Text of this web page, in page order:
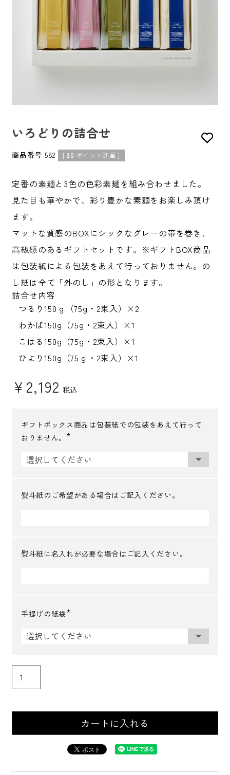
いろどりの詰合せ
商品番号 582 [ 20 ポイント進呈 ]
定番の素麺と3色の色彩素麺を組み合わせました。
見た目も華やかで、彩り豊かな素麺をお楽しみ頂け
ます。
マットな質感のBOXにシックなグレーの帯を巻き、
高級感のあるギフトセットです。※ギフトBOX商品
は包装紙による包装をあえて行っておりません。の
し紙は全て「外のし」の形となります。
詰合せ内容
つるり150ｇ（75g・2束入）×2
わかば150g（75g・2束入）×1
こはる150g（75g・2束入）×1
ひより150g（75ｇ・2束入）×1
¥ 2,192 税込
ギフトボックス商品は包装紙での包装をあえて行って
おりません。
必
熨斗紙のご希望がある場合はご記入ください。
熨斗紙に名入れが必要な場合はご記入ください。
手提げの紙袋
必
カートに入れる